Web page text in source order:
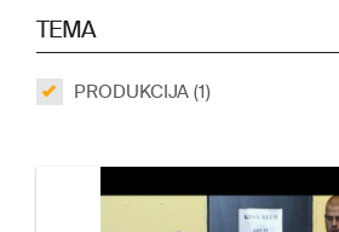
TEMA
PRODUKCIJA (1)